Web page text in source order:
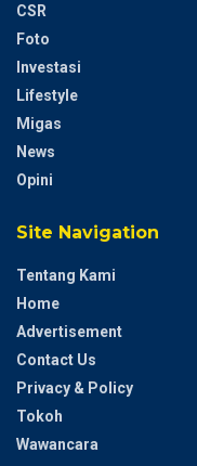
CSR
Foto
Investasi
Lifestyle
Migas
News
Opini
Site Navigation
Tentang Kami
Home
Advertisement
Contact Us
Privacy & Policy
Tokoh
Wawancara